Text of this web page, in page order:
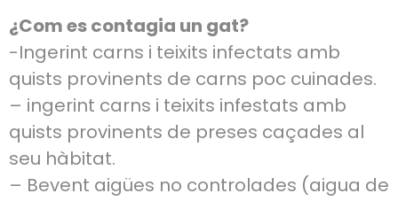
¿Com es contagia un gat?
-Ingerint carns i teixits infectats amb
quists provinents de carns poc cuinades.
– ingerint carns i teixits infestats amb
quists provinents de preses caçades al
seu hàbitat.
– Bevent aigües no controlades (aigua de